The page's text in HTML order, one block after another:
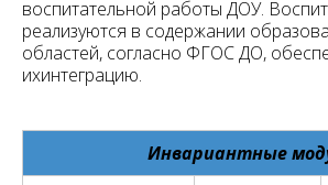
воспитательной работы ДОУ.
реализуются в содержании
областей, согласно ФГОС ДО,
ихинтеграцию.
Инвариантные